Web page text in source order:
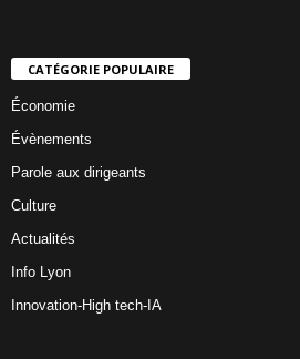
CATÉGORIE POPULAIRE
Économie
Évènements
Parole aux dirigeants
Culture
Actualités
Info Lyon
Innovation-High tech-IA